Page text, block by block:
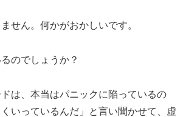
せん。何かがおかしいです。
のでしょうか？
は、本当はパニックに陥っているの
いっているんだ」と言い聞かせて、虚